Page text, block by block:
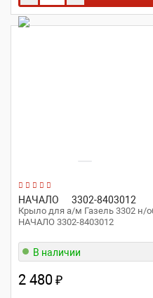
НАЧАЛО 3302-8403012
Крыло для а/м Газель 3302 н/
НАЧАЛО 3302-8403012
В наличии
2 480₽